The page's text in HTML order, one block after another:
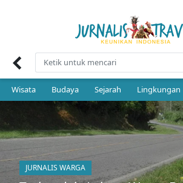
Wisata Budaya Sejarah Lingkungan
JURNALIS WARGA